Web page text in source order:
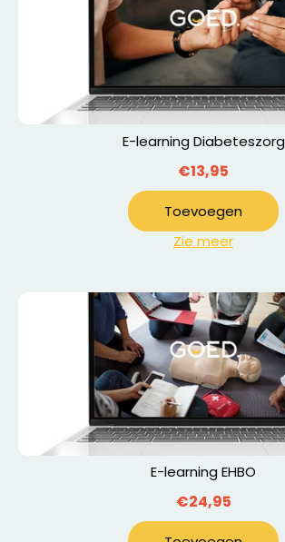
E-learning Diabeteszorg
€13,95
Toevoegen
Zie meer
E-learning EHBO
€24,95